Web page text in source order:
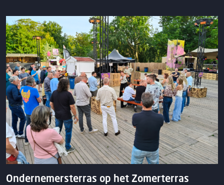
Ondernemersterras op het Zomerterras